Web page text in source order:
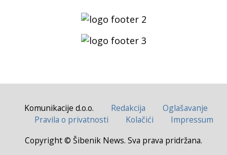
Komunikacije d.o.o. Redakcija
Oglašavanje
Pravila o privatnosti
Kolačići
Impressum
Copyright © Šibenik News. Sva prava pridržana.